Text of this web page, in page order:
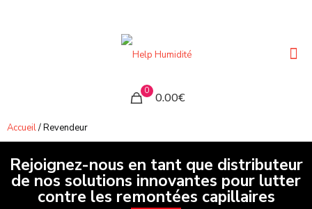
0 0.00€
Accueil/ Revendeur
Rejoignez-nous en tant que distributeur
de nos solutions innovantes pour lutter
contre les remontées capillaires